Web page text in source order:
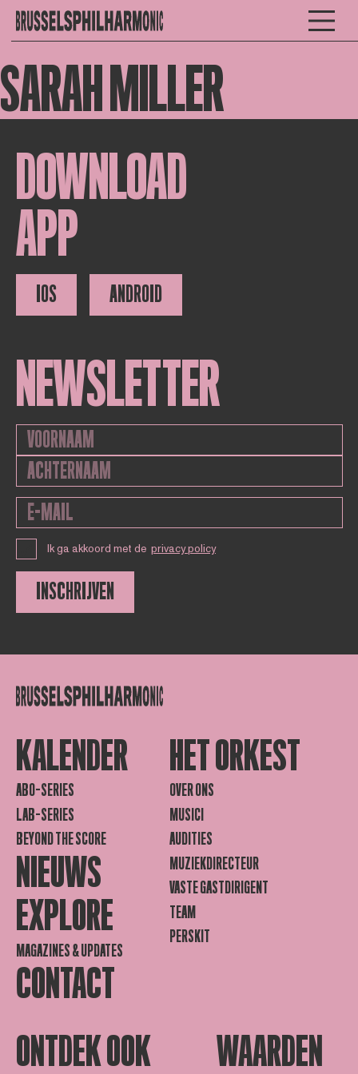
SARAH MILLER
DOWNLOAD
APP
IOS ANDROID
NEWSLETTER
Ik ga akkoord met de privacy policy
INSCHRIJVEN
KALENDER
ABO-SERIES
LAB-SERIES
BEYOND THE SCORE
NIEUWS
EXPLORE
MAGAZINES & UPDATES
CONTACT
HET ORKEST
OVER ONS
MUSICI
AUDITIES
MUZIEKDIRECTEUR
VASTE GASTDIRIGENT
TEAM
PERSKIT
ONTDEK OOK WAARDEN